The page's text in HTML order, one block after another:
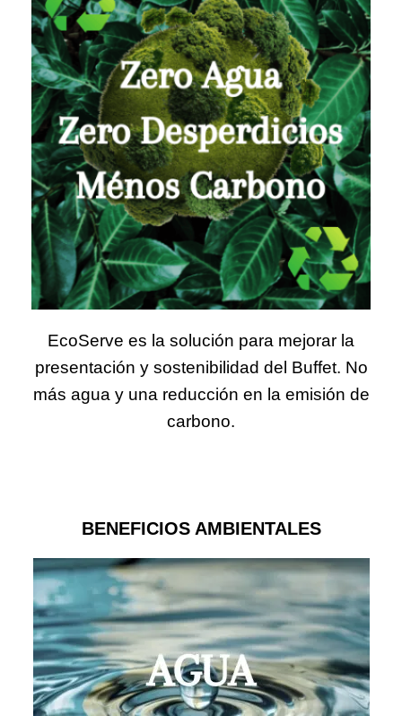
EcoServe es la solución para mejorar la
presentación y sostenibilidad del Buffet. No
más agua y una reducción en la emisión de
carbono.
BENEFICIOS AMBIENTALES